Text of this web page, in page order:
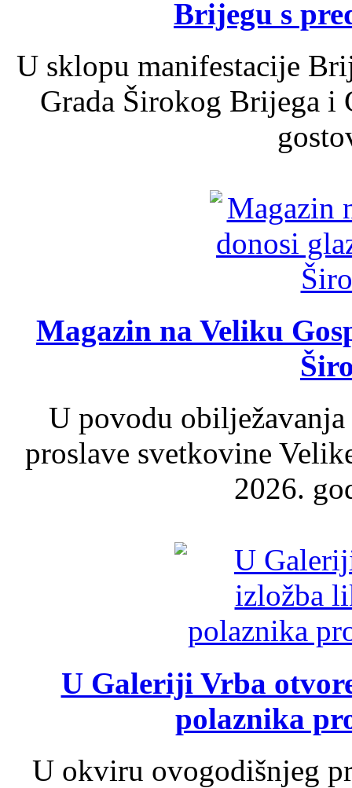
Brijegu s
U sklopu manifestacije
Grada Širokog Brijega
Magazin na Veliku
U povodu
proslave svetkovine
2026.
U Galeriji Vrba
polaznika
U okviru ovogodišnjeg